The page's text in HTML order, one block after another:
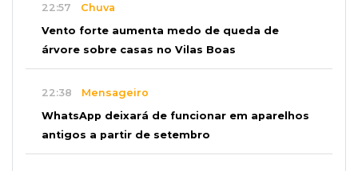
22:57 Chuva
Vento forte aumenta medo de queda de
árvore sobre casas no Vilas Boas
22:38 Mensageiro
WhatsApp deixará de funcionar em aparelhos
antigos a partir de setembro